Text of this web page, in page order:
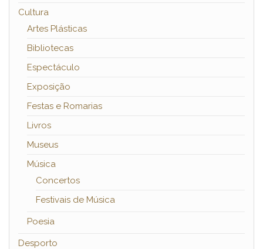
Cultura
Artes Plásticas
Bibliotecas
Espectáculo
Exposição
Festas e Romarias
Livros
Museus
Música
Concertos
Festivais de Música
Poesia
Desporto